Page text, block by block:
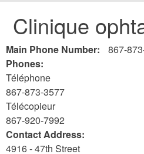
are
here
Clinique
Main Phone Number:
867-
Phones:
Téléphone
867-873-3577
Télécopieur
867-920-7992
Contact Address:
4916 - 47th Street